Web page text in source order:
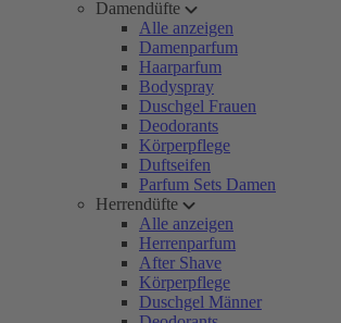
Damendüfte
Alle anzeigen
Damenparfum
Haarparfum
Bodyspray
Duschgel Frauen
Deodorants
Körperpflege
Duftseifen
Parfum Sets Damen
Herrendüfte
Alle anzeigen
Herrenparfum
After Shave
Körperpflege
Duschgel Männer